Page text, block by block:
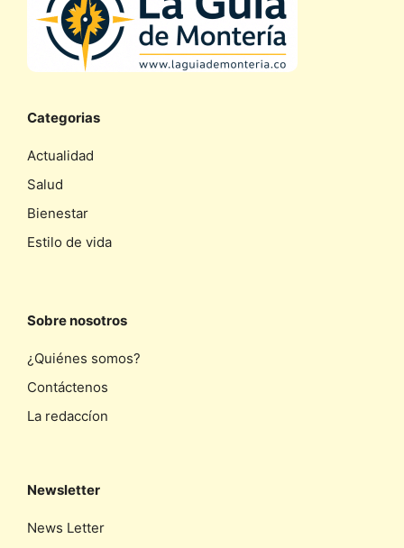
Categorias
Actualidad
Salud
Bienestar
Estilo de vida
Sobre nosotros
¿Quiénes somos?
Contáctenos
La redaccíon
Newsletter
News Letter